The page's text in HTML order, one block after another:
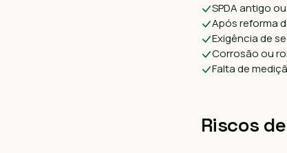
SPDA antigo
Após reforma
Exigência de
Corrosão ou
Falta de
Riscos